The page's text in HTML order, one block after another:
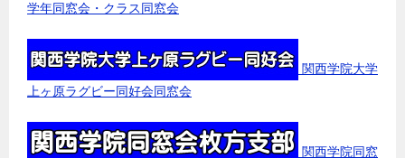
学年同窓会・クラス同窓会
関西学院大学
上ヶ原ラグビー同好会同窓会
関西学院同窓